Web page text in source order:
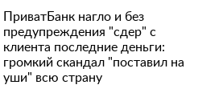
ПриватБанк нагло и без
предупреждения "сдер" с
клиента последние деньги:
громкий скандал "поставил на
уши" всю страну